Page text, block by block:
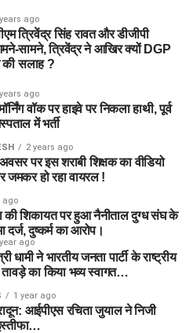
ago
त्रिवेंद्र सिंह रावत और डीजीपी
सामने, त्रिवेंद्र ने आखिर क्यों DGP
की सलाह ?
ago
वॉक पर हाइवे पर निकला हाथी, पूर्व
में भर्ती
2 years ago
पर इस शराबी शिक्षक का वीडियो
जमकर हो रहा वायरल !
ago
की शिकायत पर हुआ नैनीताल दुग्ध संघ के
दर्ज, दुष्कर्म का आरोप।
ago
धामी ने भारतीय जनता पार्टी के राष्ट्रीय
तावड़े का किया भव्य स्वागत…
1 year ago
आईपीएस रचिता जुयाल ने निजी